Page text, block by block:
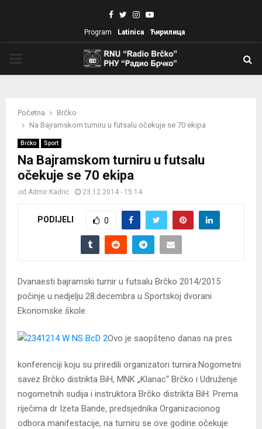
Facebook
TwitterInstagram
Youtube
Program Latinica Ћирилица
Početna
Brčko
Na Bajramskom turniru u futsalu očekuje se 70 ekipa
Brčko Sport
Na Bajramskom turniru u futsalu
očekuje se 70 ekipa
od Admir Kadrić 23.12.2014 - 15:14
PODIJELI 0
Dvanaesti bajramski turnir u futsalu Brčko 2014/2015
počinje u nedjelju 28.decembra u Sportskoj dvorani
Ekonomske škole.
Ovo je saopšteno danas na pres
konferenciji koju su priredili organizatori turnira:Nogometni
savez Brčko distrikta BiH, MNK „Klanac“ Brčko i Udruženje
nogometnih sudija i instruktora Brčko distrikta BiH. Prema
riječima dr Izeta Bande, predsjednika Organizacionog
odbora manifestacije, na turniru se ove godine očekuje